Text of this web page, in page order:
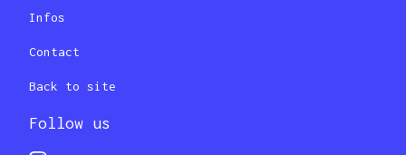
Infos
Contact
Back to site
Follow us